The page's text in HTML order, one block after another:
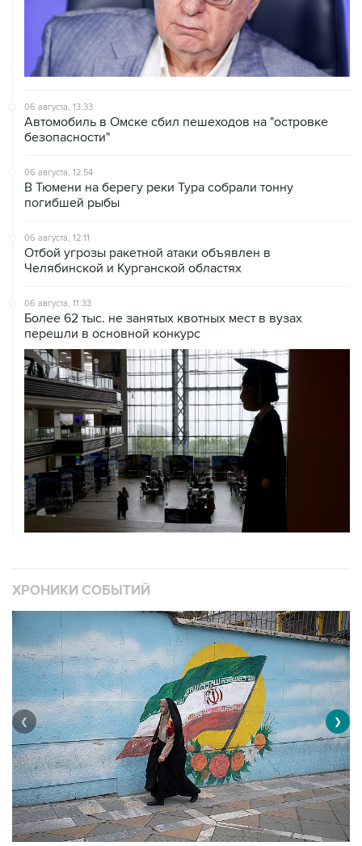
06 августа, 13:33
Автомобиль в Омске сбил пешеходов на "островке
безопасности"
06 августа, 12:54
В Тюмени на берегу реки Тура собрали тонну
погибшей рыбы
06 августа, 12:11
Отбой угрозы ракетной атаки объявлен в
Челябинской и Курганской областях
06 августа, 11:33
Более 62 тыс. не занятых квотных мест в вузах
перешли в основной конкурс
ХРОНИКИ СОБЫТИЙ
❮ ❯